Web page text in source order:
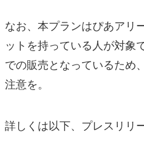
なお、本プランはぴあアリ
ットを持っている人が対象
での販売となっているため
注意を。
詳しくは以下、プレスリリ